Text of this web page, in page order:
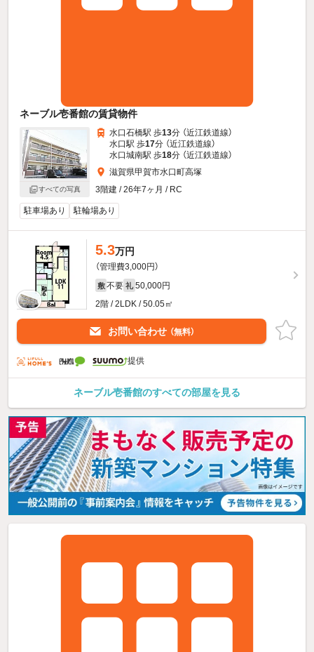
ネーブル壱番館の賃貸物件
すべての写真
水口石橋駅 歩13分 （近江鉄道線）
水口駅 歩17分 （近江鉄道線）
水口城南駅 歩18分 （近江鉄道線）
滋賀県甲賀市水口町高塚
3階建 / 26年7ヶ月 / RC
駐車場あり 駐輪場あり
5.3万円
（管理費3,000円）
敷 不要 礼 50,000円
2階 / 2LDK / 50.05㎡
お問い合わせ （無料）
提供
ネーブル壱番館のすべての部屋を見る